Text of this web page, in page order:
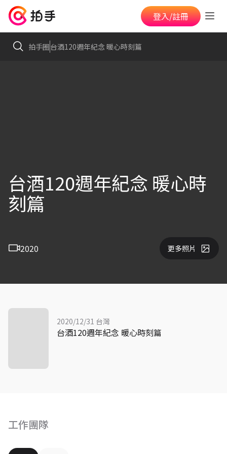
登入/註冊
拍手圈台酒120週年紀念 暖心時刻篇
台酒120週年紀念 暖心時
刻篇
2020 更多照片
工作團隊
2020/12/31 台灣
台酒120週年紀念 暖心時刻篇